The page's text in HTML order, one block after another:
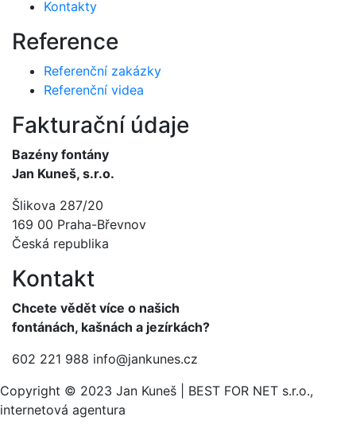
Kontakty
Reference
Referenční zakázky
Referenční videa
Fakturační údaje
Bazény fontány
Jan Kuneš, s.r.o.
Šlikova 287/20
169 00 Praha-Břevnov
Česká republika
Kontakt
Chcete vědět více o našich
fontánách, kašnách a jezírkách?
602 221 988 info@jankunes.cz
Copyright © 2023 Jan Kuneš | BEST FOR NET s.r.o.,
internetová agentura